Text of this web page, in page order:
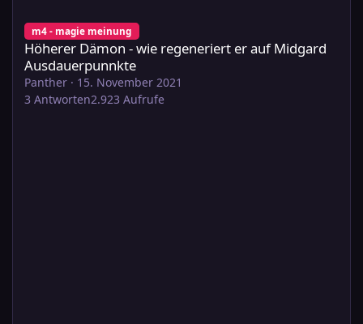
m4 - magie meinung
Höherer Dämon - wie regeneriert er auf Midgard
Ausdauerpunnkte
Panther · 15. November 2021
3 Antworten2.923 Aufrufe